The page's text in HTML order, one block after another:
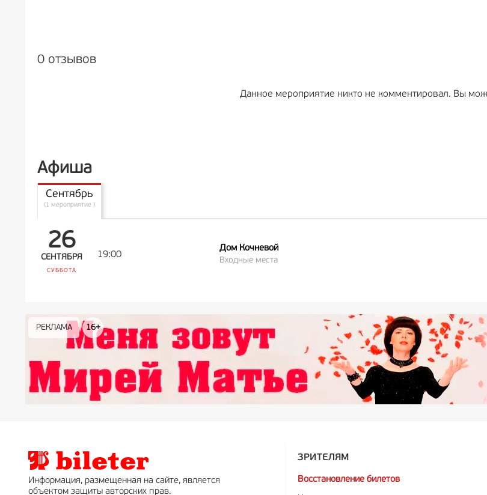
0 отзывов
Данное мероприятие никто не комментировал. Вы
Афиша
Сентябрь
(1 мероприятие )
26
СЕНТЯБРЯ
СУББОТА
19:00
Дом Кочневой
Входные места
РЕКЛАМА 16+
РЕКЛАМА 16+
РЕКЛАМА 12+
РЕКЛАМА
РЕКЛАМА 0+
РЕКЛАМА 18+
Информация, размещенная на сайте, является
объектом защиты авторских прав.
ЗРИТЕЛЯМ
Восстановление билетов